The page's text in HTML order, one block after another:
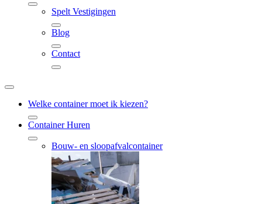
Spelt Vestigingen
Blog
Contact
Welke container moet ik kiezen?
Container Huren
Bouw- en sloopafvalcontainer